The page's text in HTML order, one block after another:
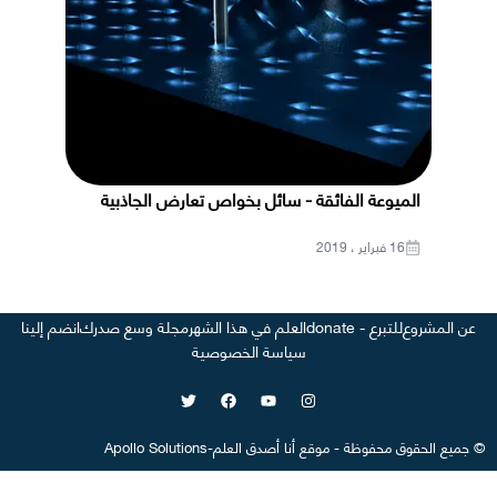
الميوعة الفائقة - سائل بخواص تعارض الجاذبية
16 فبراير ، 2019
عن المشروعللتبرع - donate العلم في هذا الشهرمجلة وسع صدركانضم إلينا
سياسة الخصوصية
©جميع الحقوق محفوظة-موقع أنا أصدق العلم-
Apollo Solutions